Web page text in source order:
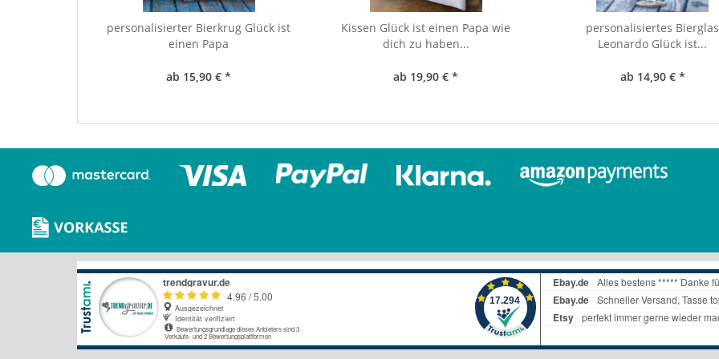
personalisierter Bierkrug Glück ist
einen Papa
ab 15,90 € *
Kissen Glück ist einen Papa wie
dich zu haben...
ab 19,90 € *
personalisiertes Bierglas
Leonardo Glück ist...
ab 14,90 € *